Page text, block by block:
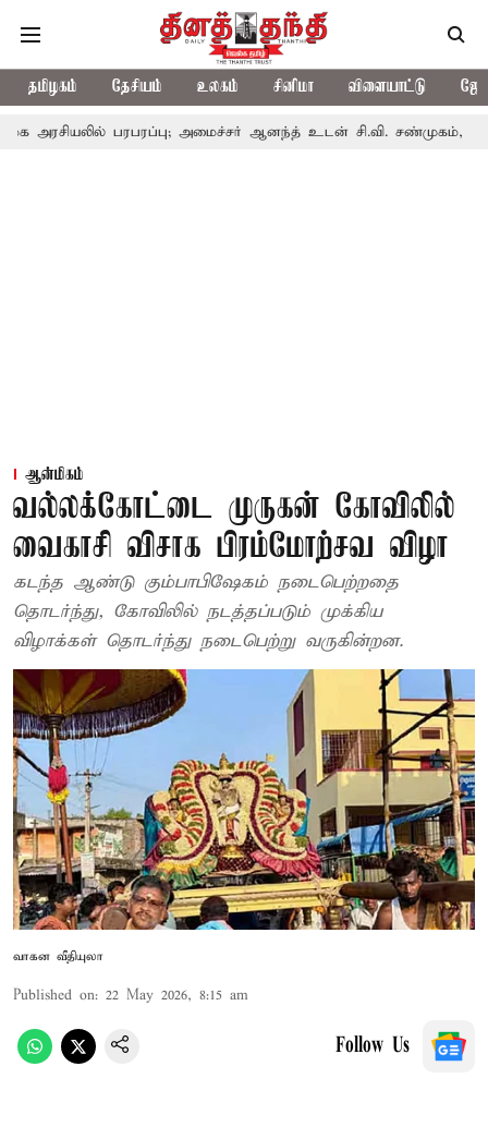
தமிழகம் தேசியம் உலகம் சினிமா விளையாட்டு
பரபரப்பு; அமைச்சர் ஆனந்த் உடன் சி.வி. சண்முகம்,
ஆன்மிகம்
வல்லக்கோட்டை முருகன் கோவிலில்
வைகாசி விசாக பிரம்மோற்சவ விழா
கடந்த ஆண்டு கும்பாபிஷேகம் நடைபெற்றதை
தொடர்ந்து, கோவிலில் நடத்தப்படும் முக்கிய
விழாக்கள் தொடர்ந்து நடைபெற்று வருகின்றன.
வாகன வீதியுலா
Published on: 22 May 2026, 8:15 am
Follow Us